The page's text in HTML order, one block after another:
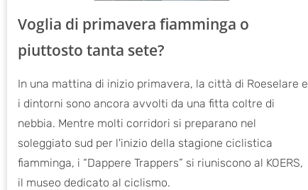
Voglia di primavera fiamminga o
piuttosto tanta sete?
In una mattina di inizio primavera, la città di Roeselare e
i dintorni sono ancora avvolti da una fitta coltre di
nebbia. Mentre molti corridori si preparano nel
soleggiato sud per l'inizio della stagione ciclistica
fiamminga, i “Dappere Trappers” si riuniscono al KOERS,
il museo dedicato al ciclismo.